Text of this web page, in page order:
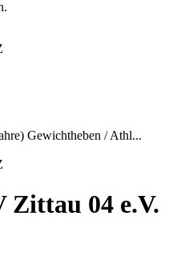
Gewichtheben / Athl...
Zittau 04 e.V.